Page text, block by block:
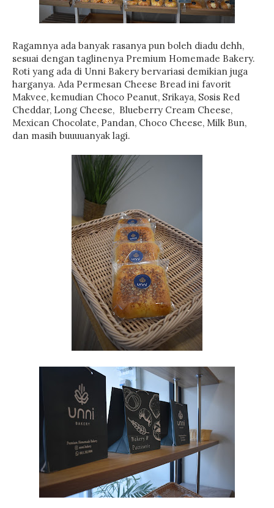
Ragamnya ada banyak rasanya pun boleh diadu dehh,
sesuai dengan taglinenya Premium Homemade Bakery.
Roti yang ada di Unni Bakery bervariasi demikian juga
harganya. Ada Permesan Cheese Bread ini favorit
Makvee, kemudian Choco Peanut, Srikaya, Sosis Red
Cheddar, Long Cheese, Blueberry Cream Cheese,
Mexican Chocolate, Pandan, Choco Cheese, Milk Bun,
dan masih buuuuanyak lagi.